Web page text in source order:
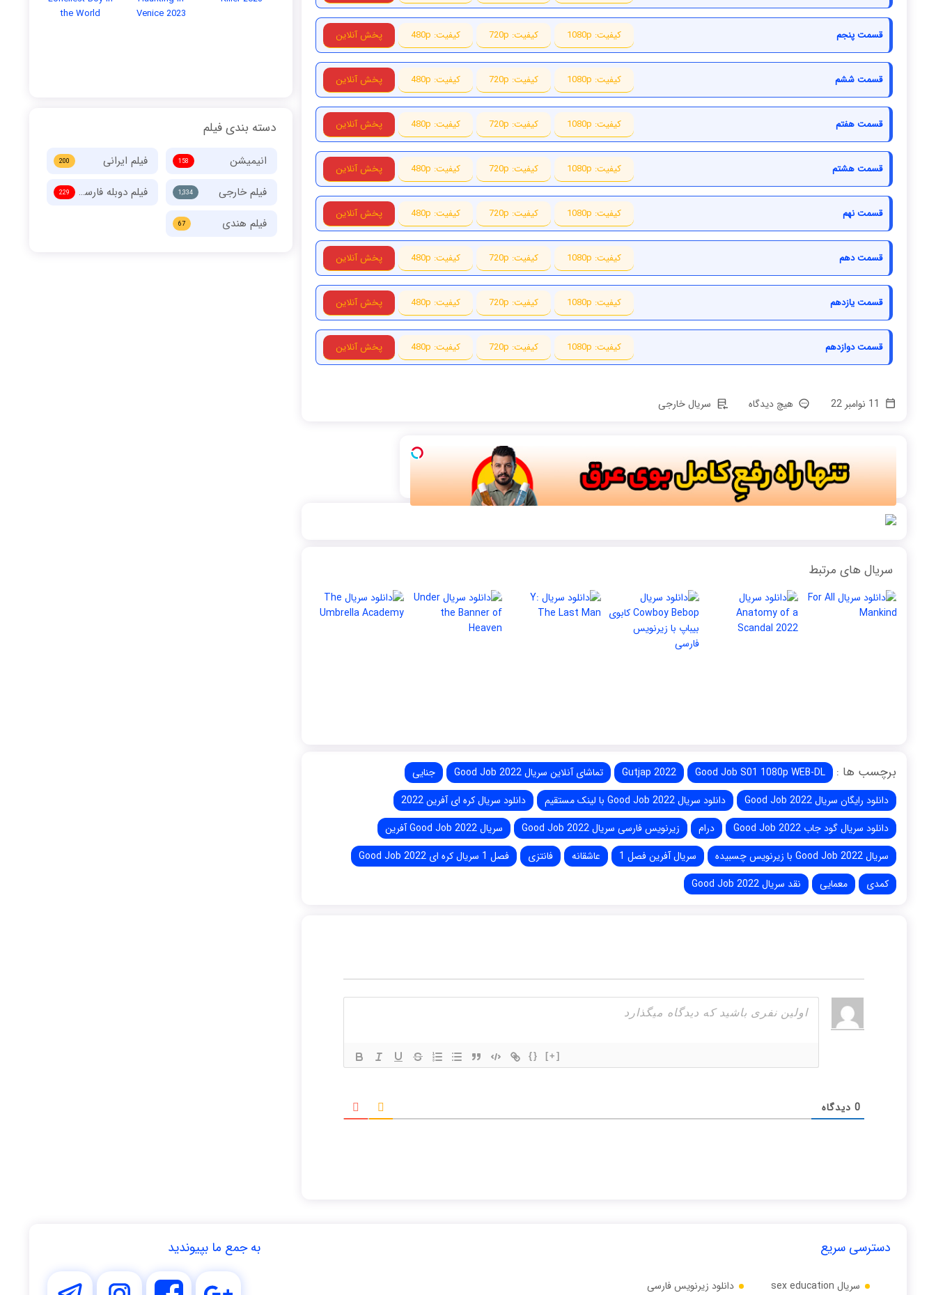
قسمت پنجم پخش آنلاین کیفیت: 480p کیفیت: 720p کیفیت: 1080p
قسمت ششم پخش آنلاین کیفیت: 480p کیفیت: 720p کیفیت: 1080p
قسمت هفتم پخش آنلاین کیفیت: 480p کیفیت: 720p کیفیت: 1080p
قسمت هشتم پخش آنلاین کیفیت: 480p کیفیت: 720p کیفیت: 1080p
قسمت نهم پخش آنلاین کیفیت: 480p کیفیت: 720p کیفیت: 1080p
قسمت دهم پخش آنلاین کیفیت: 480p کیفیت: 720p کیفیت: 1080p
قسمت یازدهم پخش آنلاین کیفیت: 480p کیفیت: 720p کیفیت: 1080p
قسمت دوازدهم پخش آنلاین کیفیت: 480p کیفیت: 720p کیفیت: 1080p
هیچ دیدگاه سریال خارجی
سریال های مرتبط
برچسب ها : Good Job S01 1080p WEB-DL
Gutjap 2022 تماشای آنلاین سریال Good Job 2022
جنایی
دانلود رایگان سریال Good Job 2022
دانلود سریال Good Job 2022 با لینک مستقیم
دانلود سریال کره ای آفرین 2022
دانلود سریال گود جاب Good Job 2022
درام زیرنویس فارسی سریال Good Job 2022
سریال Good Job 2022 آفرین
سریال Good Job 2022 با زیرنویس چسبیده
سریال آفرین فصل 1 عاشقانه فانتزی
فصل 1 سریال کره ای Good Job 2022
کمدی
معمایی نقد سریال Good Job 2022
{} [+]
0دیدگاه
دسته بندی فیلم
انیمیشن 158 فیلم ایرانی 200
فیلم خارجی 1,334 فیلم دوبله فارسی 229
فیلم هندی 67
دسترسی سریع
سریال sex education دانلود زیرنویس فارسی
به جمع ما بپیوندید